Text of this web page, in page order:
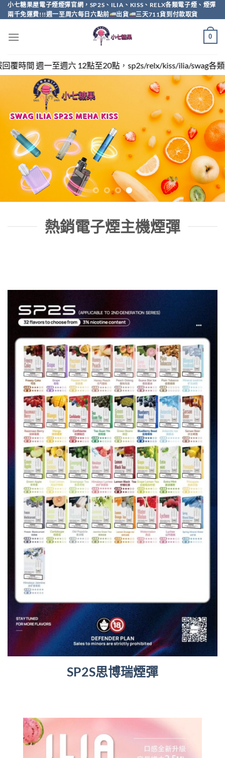
Skip
to
小七糖果屋電子煙煙彈官網，SP2S、ILIA、KISS、RELX各類電子煙、煙彈
兩千免運費!!!週一至周六每日六點前
出貨 三天711貨到付款取貨
0
12點至20點，sp2s/relx/kiss/ilia/swag各類電子煙煙彈買越多
熱銷電子煙主機煙彈
SP2S思博瑞煙彈